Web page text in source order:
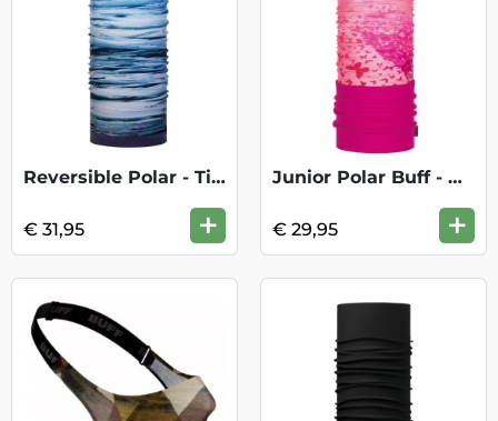
Reversible Polar - Tide Blue
€ 31,95 +
Junior Polar Buff - Butterfly Pink
€ 29,95 +